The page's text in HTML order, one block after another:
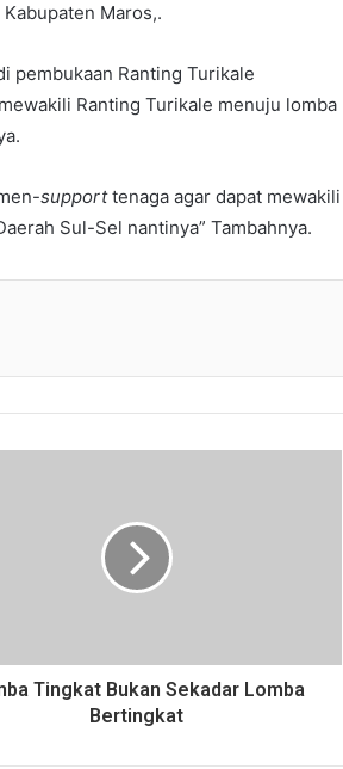
Maros,.
pembukaan Ranting Turikale
Ranting Turikale menuju lomba
supporttenaga agar dapat mewakili
Sul-Sel nantinya” Tambahnya.
Tingkat Bukan Sekadar Lomba
Bertingkat